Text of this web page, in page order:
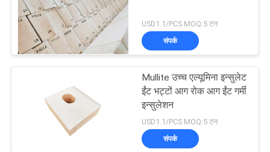
मोनोलिथिक रेफ्रेक्टरी
USD1.1/PCS MOQ:5 टन
संपर्क
Mullite उच्च एल्यूमिना इन्सुलेट
ईंट भट्टों आग रोक आग ईंट गर्मी
इन्सुलेशन
USD1.1/PCS MOQ:5 टन
संपर्क